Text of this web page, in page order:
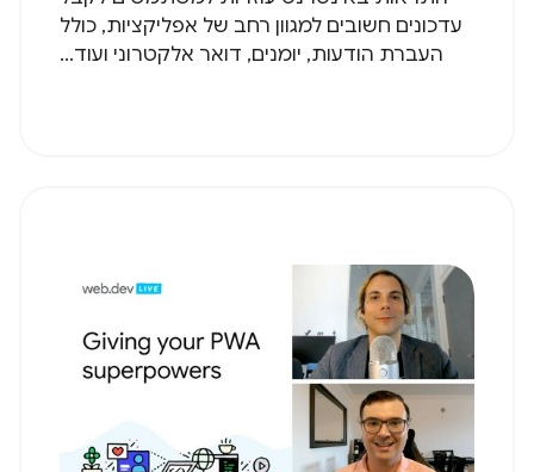
עדכונים חשובים למגוון רחב של אפליקציות, כולל
העברת הודעות, יומנים, דואר אלקטרוני ועוד...